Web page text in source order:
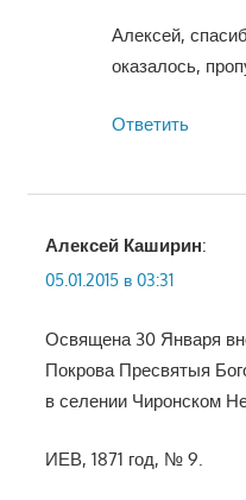
Алексей,
оказалось,
Ответить
Алексей Каширин:
05.01.2015 в 03:31
Освящена 30 Января
Покрова Пресвятыя
в селении Чиронском
ИЕВ, 1871 год, № 9.